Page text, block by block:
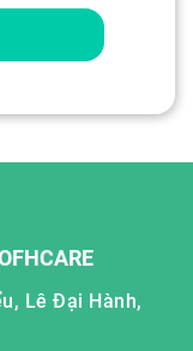
Lê Đại Hành,